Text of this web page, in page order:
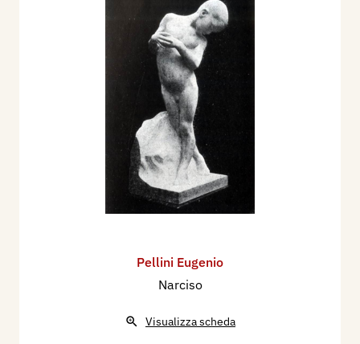
Pellini Eugenio
Narciso
Visualizza scheda